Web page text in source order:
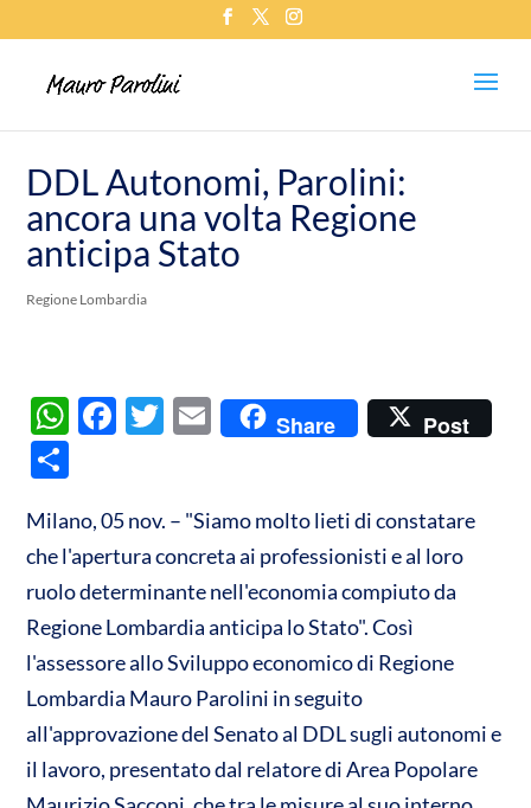
DDL Autonomi, Parolini:
ancora una volta Regione
anticipa Stato
Regione Lombardia
W
s
A
p
p
F
b
o
o
k
T
er
E
Share Post
n
di
vi
di
Milano, 05 nov. – "Siamo molto lieti di constatare
che l'apertura concreta ai professionisti e al loro
ruolo determinante nell'economia compiuto da
Regione Lombardia anticipa lo Stato". Così
l'assessore allo Sviluppo economico di Regione
Lombardia Mauro Parolini in seguito
all'approvazione del Senato al DDL sugli autonomi e
il lavoro, presentato dal relatore di Area Popolare